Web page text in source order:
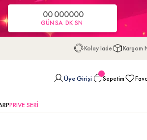
00
GÜN
00
SA
00
DK
00
SN
Kolay İade Kargom
Üye Girişi Sepetim
PRIVE SERİ